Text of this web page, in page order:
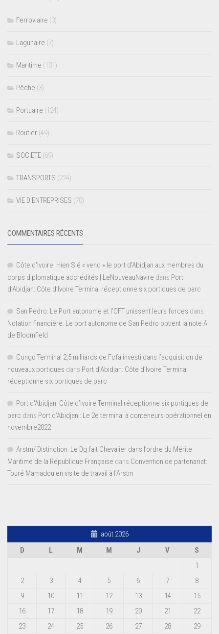
Ferroviaire (3)
Lagunaire (7)
Maritime (131)
Pêche (3)
Portuaire (124)
Routier (49)
SOCIETE (69)
TRANSPORTS (224)
VIE D’ENTREPRISES (70)
COMMENTAIRES RÉCENTS
Côte d'Ivoire: Hien Sié « vend » le port d'Abidjan aux membres du
corps diplomatique accrédités | LeNouveauNavire dans Port
d’Abidjan: Côte d’Ivoire Terminal réceptionne six portiques de parc
San Pedro: Le Port autonome et l’OFT unissent leurs forces dans
Notation financière: Le port autonome de San Pedro obtient la note A
de Bloomfield
Congo Terminal 2,5 milliards de Fcfa investi dans l’acquisition de
nouveaux portiques dans Port d’Abidjan: Côte d’Ivoire Terminal
réceptionne six portiques de parc
Port d'Abidjan: Côte d’Ivoire Terminal réceptionne six portiques de
parc dans Port d’Abidjan : Le 2e terminal à conteneurs opérationnel en
novembre2022
Arstm/ Distinction: Le Dg fait Chevalier dans l’ordre du Mérite
Maritime de la République Française dans Convention de partenariat:
Touré Mamadou en visite de travail à l’Arstm
août 2026
D
L M M J V
S
1
2
3 4 5 6 7
8
9
10 11 12 13 14
15
16
17 18 19 20 21
22
23
24 25 26 27 28 29